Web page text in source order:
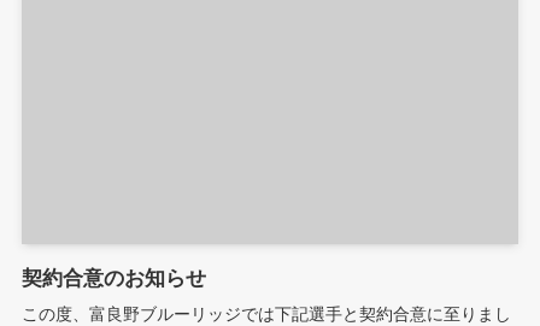
契約合意のお知らせ
この度、富良野ブルーリッジでは下記選手と契約合意に至りまし